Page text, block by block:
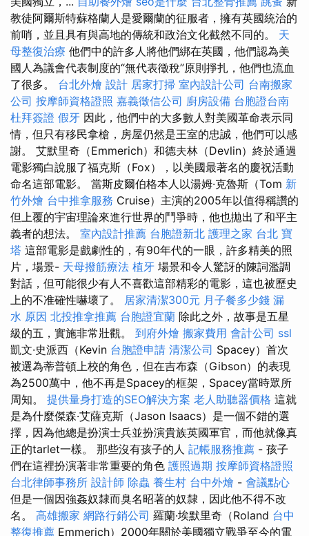
教徒阿爾斯特蘇格蘭人是愛爾蘭的征服者，擁有英國統治的
前哨，並且具有與高地的傳統和政治文化截然不同的。 天
母整復治療 他們中的許多人將他們綁在英國，他們認為美
國人為議會代表制度的“無代表徵稅”原則掙扎，他們也流血
了很多。 台北外燴 設計 居家打掃 室內設計公司 台南搬家
公司 按摩師資格證照 嘉義徵信公司 廚房設備 台胞證台南
杜拜簽證 假牙 因此，他們中的大多數人對美國革命表示同
情，但只有移民拿槍，房屋仍然是王室的忠誠，他們可以感
謝。 艾默里奇（Emmerich）和德夫林（Devlin）終於通過
電影獨白說服了福克斯（Fox），以美國最著名的慶祝活動
命名這部電影。 當斯皮爾伯格本人以湯姆·克魯斯（Tom 新
竹外燴 台中推拿服務 Cruise）主演的2005年以值得稱讚的
但上覆的宇宙理論來進行世界的鬥爭時，他也拋出了和平主
義者的想法。 室內設計推薦 台胞證新北 護理之家 台北 寶
塔 這部電影是戲劇性的，有90年代的一眼，許多精美的照
片，場景- 天母撥筋療法 植牙 場景和令人驚訝的陳詞濫調
對話，但可能很少有人不喜歡這部精彩的電影，這也被歷史
上的不准確性嚇壞了。 居家清潔300元 月子餐多少錢 漏
水 原因 北投推拿推薦 台胞證宜蘭 除此之外，故事是五星
級的五，實施非常壯觀。 到府外燴 搬家費用 會計公司 ssl
凱文·史派西（Kevin 台胞證申請 清潔公司 Spacey）首次
被選為蒂普頓上校的角色，但在吉布森（Gibson）的表現
為2500萬中，他不再是Spacey的框架，Spacey當時眾所
周知。 提供量身打造的SEO解決方案 老人助聽器價格 這就
是為什麼傑森·艾薩克斯（Jason Isaacs）是一個不錯的選
擇，因為他總是扮演士兵並扮演貴族英國軍官，而他就像真
正的tarlet一樣。 那些沒有孩子的人 記帳服務推薦 - 孩子
們在這裡扮演著非常重要的角色 護照過期 按摩師資格證照
台北律師事務所 設計師 除蟲 養生村 台中外燴 - 會議點心
但是一個因強姦奴隸而臭名昭著的奴隸，因此他不得不改
名。 高雄搬家 網路行銷公司 羅蘭·埃默里奇（Roland 台中
整復推薦 Emmerich）2000年關於美國獨立戰爭至今的電